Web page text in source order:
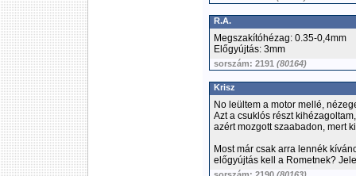
R.A.
Megszakítóhézag: 0.35-0,4mm
Előgyújtás: 3mm
sorszám: 2191 (80164)
Krisz
No leültem a motor mellé,
Azt a csuklós részt
azért mozgott szaabadon, mert
Most már csak arra lennék
előgyújtás kell a Rometnek?